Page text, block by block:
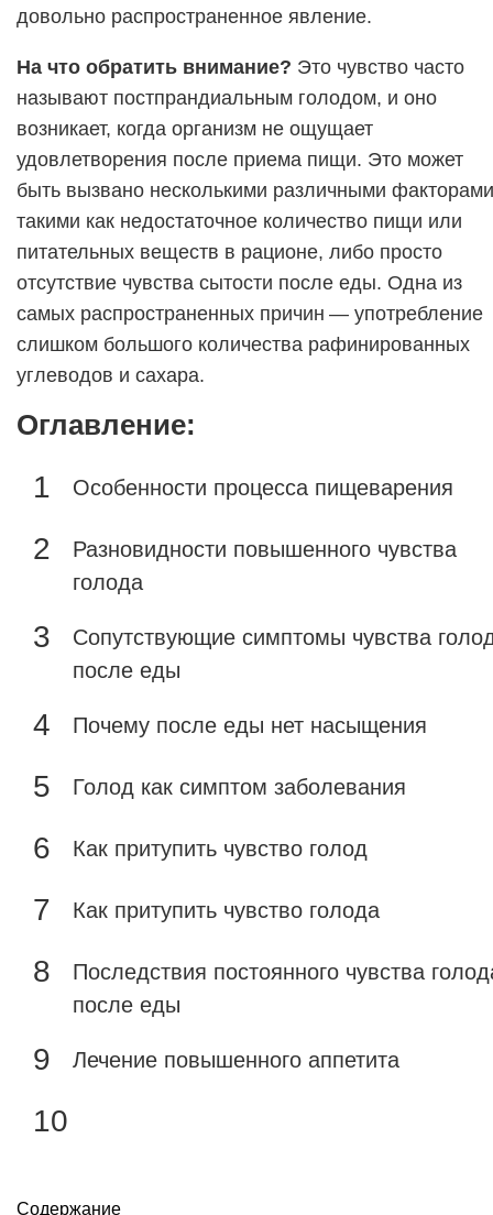
довольно распространенное явление.
На что обратить внимание? Это чувство часто
называют постпрандиальным голодом, и оно
возникает, когда организм не ощущает
удовлетворения после приема пищи. Это может
быть вызвано несколькими различными
такими как недостаточное количество пищи или
питательных веществ в рационе, либо просто
отсутствие чувства сытости после еды. Одна из
самых распространенных причин — употребление
слишком большого количества рафинированных
углеводов и сахара.
Оглавление:
Особенности процесса пищеварения
Разновидности повышенного чувства
голода
Сопутствующие симптомы чувства
после еды
Почему после еды нет насыщения
Голод как симптом заболевания
Как притупить чувство голод
Как притупить чувство голода
Последствия постоянного чувства
после еды
Лечение повышенного аппетита
Содержание